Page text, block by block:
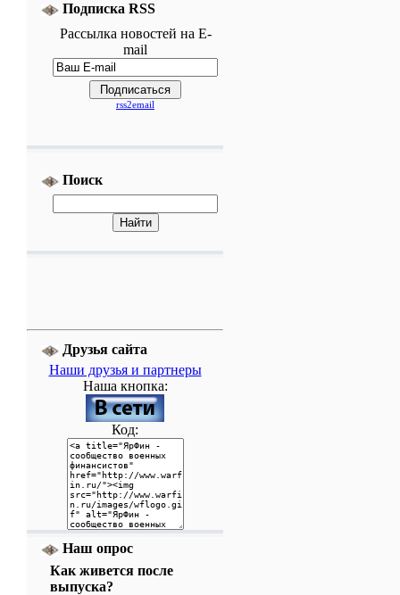
Подписка RSS
Рассылка новостей на E-
mail
rss2email
Поиск
Друзья сайта
Наши друзья и партнеры
Наша кнопка:
Код:
Наш опрос
Как живется после
выпуска?